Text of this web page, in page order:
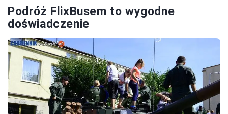
Podróż FlixBusem to wygodne
doświadczenie